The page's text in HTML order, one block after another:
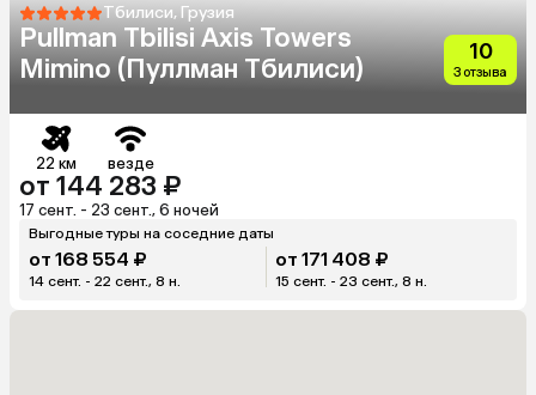
Тбилиси, Грузия
Pullman Tbilisi Axis Towers
Mimino (Пуллман Тбилиси)
10
3 отзыва
22 км везде
от 144 283 ₽
17 сент. - 23 сент., 6 ночей
Выгодные туры на соседние даты
от 168 554 ₽
14 сент. - 22 сент., 8 н.
от 171 408 ₽
15 сент. - 23 сент., 8 н.